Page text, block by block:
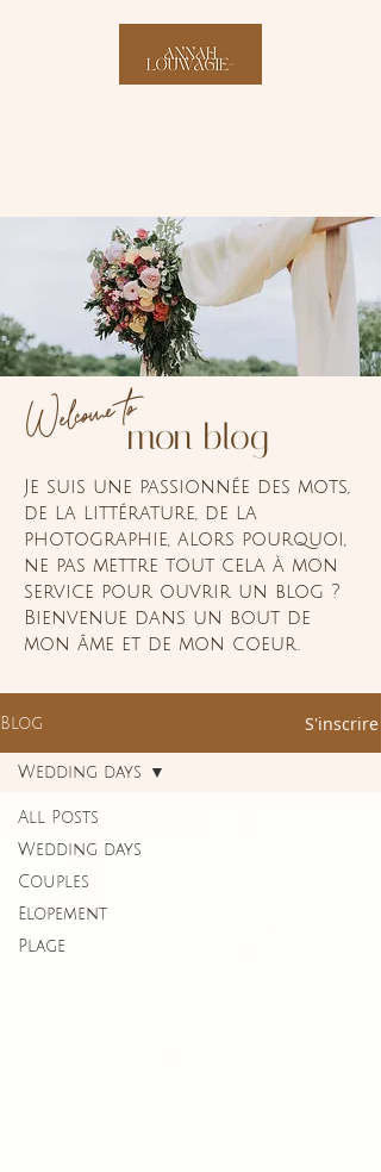
mon blog
Welcome to
Je suis une passionnée des mots,
de la littérature, de la
photographie, alors pourquoi,
ne pas mettre tout cela à mon
service pour ouvrir un blog ?
Bienvenue dans un bout de
mon âme et de mon coeur.
Blog S'inscrire
All Posts
Wedding days
Couples
Elopement
Plage
Wedding days